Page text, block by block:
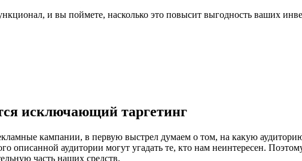
и вы поймете, насколько это повысит выгодность ваших
исключающий таргетинг
кампании, в первую выстрел думаем о том, на какую
описанной аудитории могут угадать те, кто нам неинтересен.
часть наших средств.